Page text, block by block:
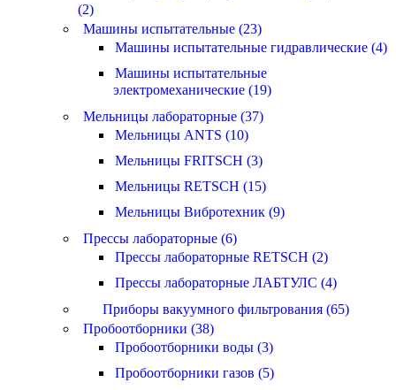
(2)
Машины испытательные (23)
Машины испытательные гидравлические (4)
Машины испытательные
электромеханические (19)
Мельницы лабораторные (37)
Мельницы ANTS (10)
Мельницы FRITSCH (3)
Мельницы RETSCH (15)
Мельницы Вибротехник (9)
Прессы лабораторные (6)
Прессы лабораторные RETSCH (2)
Прессы лабораторные ЛАБТУЛС (4)
Приборы вакуумного фильтрования (65)
Пробоотборники (38)
Пробоотборники воды (3)
Пробоотборники газов (5)